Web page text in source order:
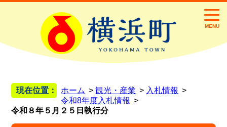
MENU
現在位置： ホーム 観光・産業
入札情報
令和8年度入札情報
令和８年５月２５日執行分